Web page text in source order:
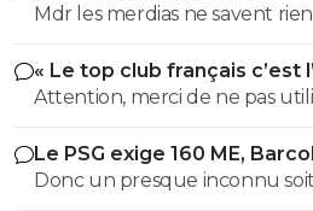
Mdr les merdias ne savent rien
« Le top club français c’est
PSG
Attention, merci de ne pas
Raymond Q qui a un
derniers; pour le soutenir,
association se prétendant
Le PSG exige 160 ME,
Donc un presque inconnu